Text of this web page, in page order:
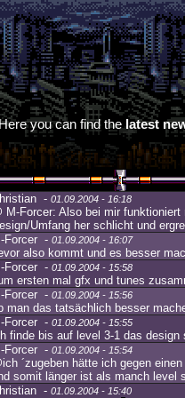
you can find thelatest
- 01.09.2004 - 16:18
M-Forcer: Also bei mir
Umfang her schlicht und
Forcer - 01.09.2004 - 16:07
also kommt und es besser
Forcer - 01.09.2004 - 15:58
ersten mal gfx und tunes
Forcer - 01.09.2004 - 15:56
man das tatsächlich besser
Forcer - 01.09.2004 - 15:55
finde bis auf level 3-1 das design
Forcer - 01.09.2004 - 15:54
´zugeben hätte ich gegen
somit länger ist als manch level
- 01.09.2004 - 15:40